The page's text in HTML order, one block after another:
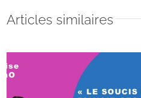
Articles similaires